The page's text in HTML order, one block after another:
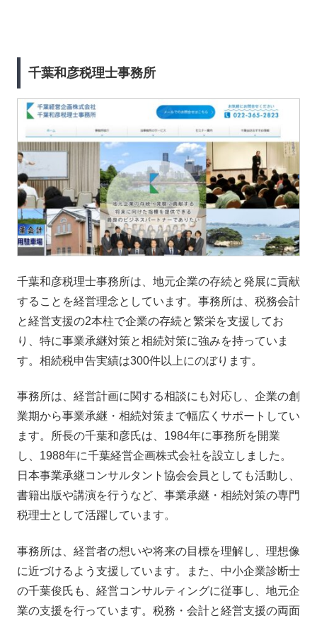
千葉和彦税理士事務所
千葉和彦税理士事務所は、地元企業の存続と発展に貢献
することを経営理念としています。事務所は、税務会計
と経営支援の2本柱で企業の存続と繁栄を支援してお
り、特に事業承継対策と相続対策に強みを持っていま
す。相続税申告実績は300件以上にのぼります。
事務所は、経営計画に関する相談にも対応し、企業の創
業期から事業承継・相続対策まで幅広くサポートしてい
ます。所長の千葉和彦氏は、1984年に事務所を開業
し、1988年に千葉経営企画株式会社を設立しました。
日本事業承継コンサルタント協会会員としても活動し、
書籍出版や講演を行うなど、事業承継・相続対策の専門
税理士として活躍しています。
事務所は、経営者の想いや将来の目標を理解し、理想像
に近づけるよう支援しています。また、中小企業診断士
の千葉俊氏も、経営コンサルティングに従事し、地元企
業の支援を行っています。税務・会計と経営支援の両面